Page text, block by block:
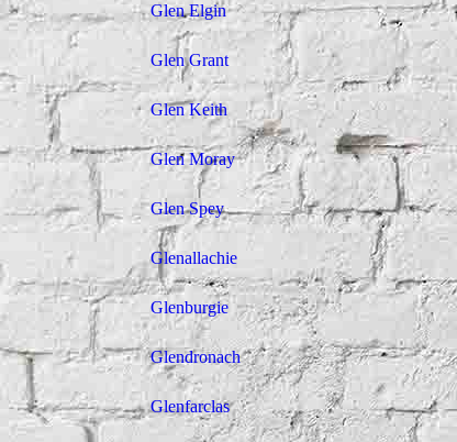
Glen Elgin
Glen Grant
Glen Keith
Glen Moray
Glen Spey
Glenallachie
Glenburgie
Glendronach
Glenfarclas